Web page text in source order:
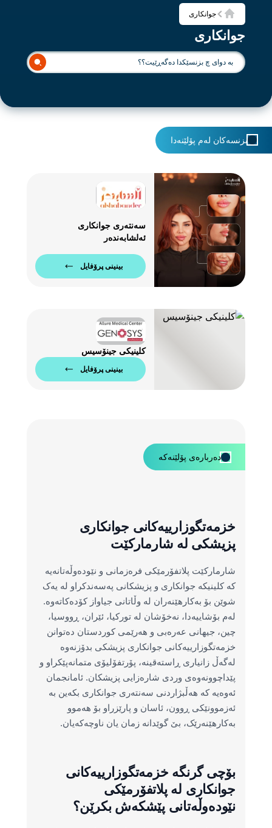
ماڵەوە
جوانکاری
جوانکاری
بزنسەکان لەم پۆلێنەدا
سەنتەری جوانکاری
ئەلشابەندەر
بینینی پرۆفایل
کلینیکی جینۆسیس
بینینی پرۆفایل
دەربارەی پۆلێنەکە
خزمەتگوزارییەکانی جوانکاری
پزیشکی لە شارمارکێت
شارمارکێت پلاتفۆرمێکی فرەزمانی و نێودەوڵەتانەیە
کە کلینیکە جوانکاری و پزیشکانی پەسەندکراو لە یەک
شوێن بۆ بەکارهێنەران لە وڵاتانی جیاواز کۆدەکاتەوە.
لەم بۆشاییەدا، نەخۆشان لە تورکیا، ئێران، ڕووسیا،
چین، جیهانی عەرەبی و هەرێمی کوردستان دەتوانن
خزمەتگوزارییەکانی جوانکاری پزیشکی بدۆزنەوە
لەگەڵ زانیاری ڕاستەقینە، پۆرتفۆلیۆی متمانەپێکراو و
پێداچوونەوەی وردی شارەزایی پزیشکان. ئامانجمان
ئەوەیە کە هەڵبژاردنی سەنتەری جوانکاری بکەین بە
ئەزموونێکی ڕوون، ئاسان و پارێزراو بۆ هەموو
بەکارهێنەرێک، بێ گوێدانە زمان یان ناوچەکەیان.
بۆچی گرنگە خزمەتگوزارییەکانی
جوانکاری لە پلاتفۆرمێکی
نێودەوڵەتانی پێشکەش بکرێن؟